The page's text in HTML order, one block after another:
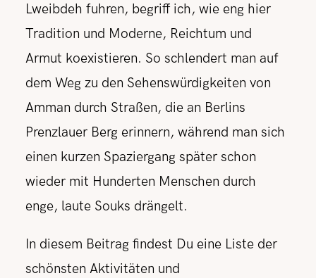
Lweibdeh fuhren, begriff ich, wie eng hier
Tradition und Moderne, Reichtum und
Armut koexistieren. So schlendert man auf
dem Weg zu den Sehenswürdigkeiten von
Amman durch Straßen, die an Berlins
Prenzlauer Berg erinnern, während man sich
einen kurzen Spaziergang später schon
wieder mit Hunderten Menschen durch
enge, laute Souks drängelt.
In diesem Beitrag findest Du eine Liste der
schönsten Aktivitäten und